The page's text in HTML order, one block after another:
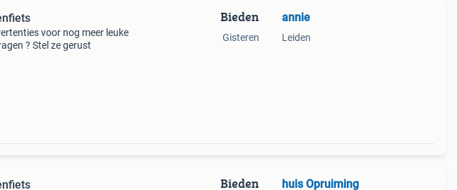
voor nog meer leuke
? Stel ze gerust
Bieden
Gisteren
annie
Leiden
Bieden huis Opruiming